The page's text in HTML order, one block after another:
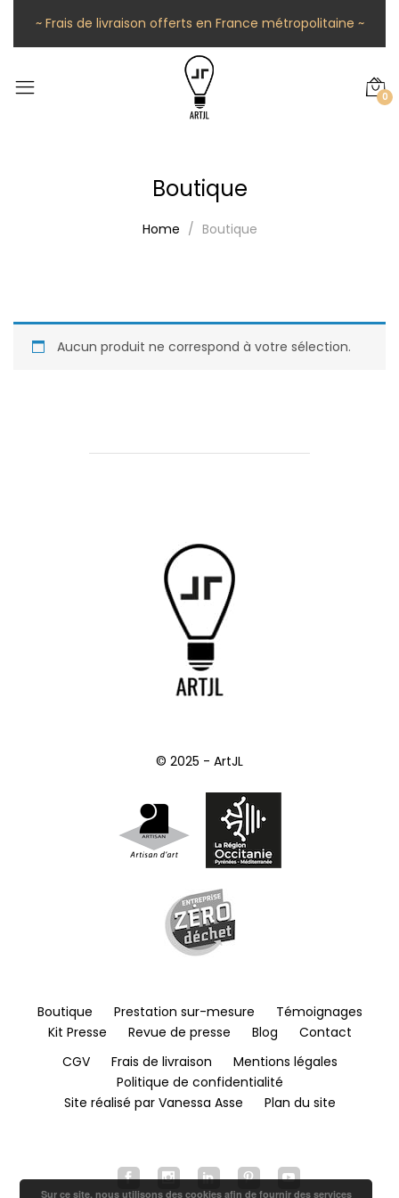
~ Frais de livraison offerts en France métropolitaine ~
0
Boutique
Home Boutique
Aucun produit ne correspond à votre sélection.
© 2025 - ArtJL
Boutique Prestation sur-mesure
Témoignages
Kit Presse
Revue de presse Blog
Contact
CGV
Frais de livraison
Mentions légales
Politique de confidentialité
Site réalisé par Vanessa Asse
Plan du site
Sur ce site, nous utilisons des cookies afin de fournir des services